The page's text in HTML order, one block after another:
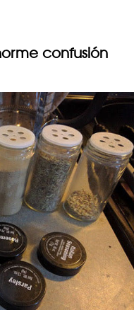
confusión